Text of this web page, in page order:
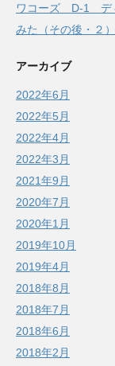
ワコーズ D-1 デ
みた（その後・２）
アーカイブ
2022年6月
2022年5月
2022年4月
2022年3月
2021年9月
2020年7月
2020年1月
2019年10月
2019年4月
2018年8月
2018年7月
2018年6月
2018年2月